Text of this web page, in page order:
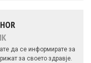
да се информирате за
за своето здравје.